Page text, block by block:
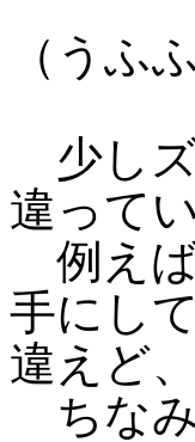
（うふ
少しズ
違って
例えば
手にし
違えど
ちな